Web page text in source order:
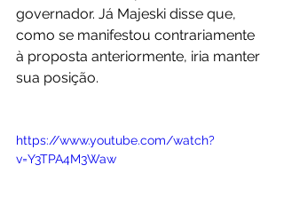
governador. Já Majeski disse que,
como se manifestou contrariamente
à proposta anteriormente, iria manter
sua posição.
https://www.youtube.com/watch?
v=Y3TPA4M3Waw